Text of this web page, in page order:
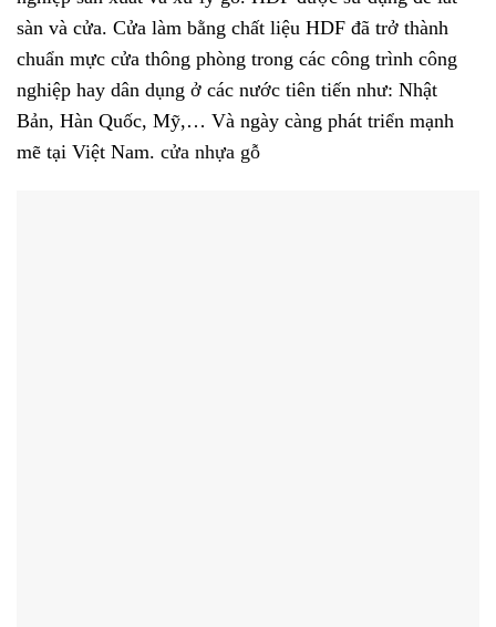
sàn và cửa. Cửa làm bằng chất liệu HDF đã trở thành
chuẩn mực cửa thông phòng trong các công trình công
nghiệp hay dân dụng ở các nước tiên tiến như: Nhật
Bản, Hàn Quốc, Mỹ,… Và ngày càng phát triển mạnh
mẽ tại Việt Nam. cửa nhựa gỗ